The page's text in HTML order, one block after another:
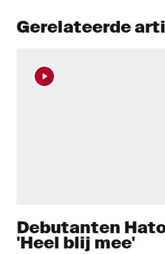
Gerelateerde
Debutanten
'Heel blij mee'